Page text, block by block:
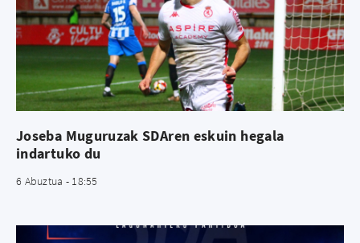
Joseba Muguruzak SDAren eskuin hegala
indartuko du
6 Abuztua - 18:55